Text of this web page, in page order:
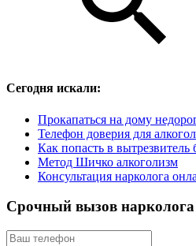
Сегодня искали:
Прокапаться на дому
Телефон доверия для
Как попасть в вытрезвитель
Метод Шичко алкоголизм
Консультация нарколога
Срочный вызов нарколога